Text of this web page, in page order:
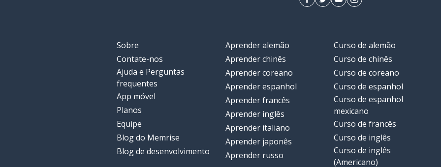
Sobre
Contate-nos
Ajuda e Perguntas
frequentes
App móvel
Planos
Equipe
Blog do Memrise
Blog de desenvolvimento
Aprender alemão
Aprender chinês
Aprender coreano
Aprender espanhol
Aprender francês
Aprender inglês
Aprender italiano
Aprender japonês
Aprender russo
Curso de alemão
Curso de chinês
Curso de coreano
Curso de espanhol
Curso de espanhol
mexicano
Curso de francês
Curso de inglês
Curso de inglês
(Americano)